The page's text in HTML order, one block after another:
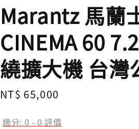
Marantz 馬蘭
CINEMA 60
繞擴大機 台灣
Regular
NT$ 65,000
總分: 0 - 0 評價